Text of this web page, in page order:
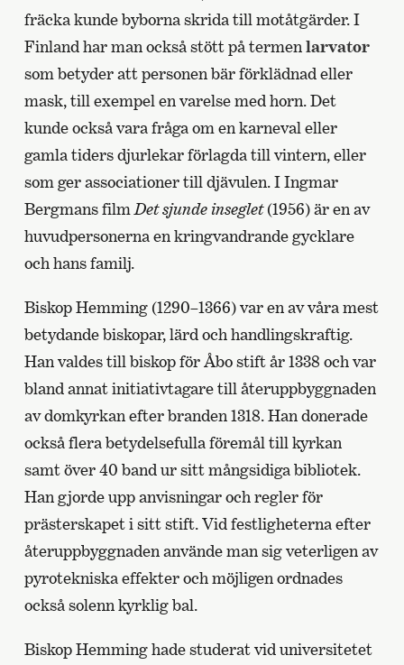
fräcka kunde byborna skrida till motåtgärder. I
Finland har man också stött på termen larvator
som betyder att personen bär förklädnad eller
mask, till exempel en varelse med horn. Det
kunde också vara fråga om en karneval eller
gamla tiders djurlekar förlagda till vintern, eller
som ger associationer till djävulen. I Ingmar
Bergmans film Det sjunde inseglet(1956) är en av
huvudpersonerna en kringvandrande gycklare
och hans familj.
Biskop Hemming (1290–1366) var en av våra mest
betydande biskopar, lärd och handlingskraftig.
Han valdes till biskop för Åbo stift år 1338 och var
bland annat initiativtagare till återuppbyggnaden
av domkyrkan efter branden 1318. Han donerade
också flera betydelsefulla föremål till kyrkan
samt över 40 band ur sitt mångsidiga bibliotek.
Han gjorde upp anvisningar och regler för
prästerskapet i sitt stift. Vid festligheterna efter
återuppbyggnaden använde man sig veterligen av
pyrotekniska effekter och möjligen ordnades
också solenn kyrklig bal.
Biskop Hemming hade studerat vid universitetet